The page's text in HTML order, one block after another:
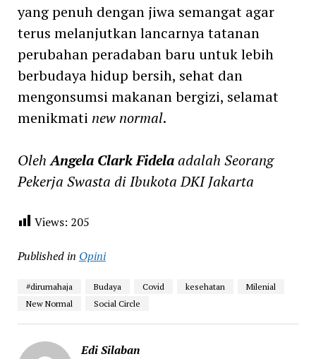
yang penuh dengan jiwa semangat agar
terus melanjutkan lancarnya tatanan
perubahan peradaban baru untuk lebih
berbudaya hidup bersih, sehat dan
mengonsumsi makanan bergizi, selamat
menikmati new normal.
OlehAngela Clark Fidelaadalah Seorang
Pekerja Swasta di Ibukota DKI Jakarta
Views: 205
Published in Opini
#dirumahaja Budaya Covid kesehatan
Milenial
New Normal
Social Circle
Edi Silaban